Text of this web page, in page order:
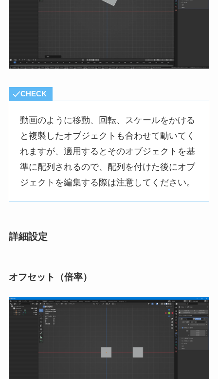
CHECK
動画のように移動、回転、スケールをかける
と複製したオブジェクトも合わせて動いてく
れますが、適用するとそのオブジェクトを基
準に配列されるので、配列を付けた後にオブ
ジェクトを編集する際は注意してください。
詳細設定
オフセット（倍率）